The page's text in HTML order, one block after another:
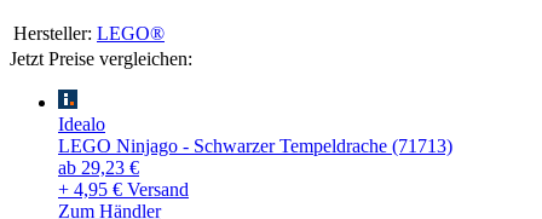
Hersteller: LEGO®
Jetzt Preise vergleichen:
Idealo
LEGO Ninjago - Schwarzer Tempeldrache (71713)
ab 29,23 €
+ 4,95 € Versand
Zum Händler